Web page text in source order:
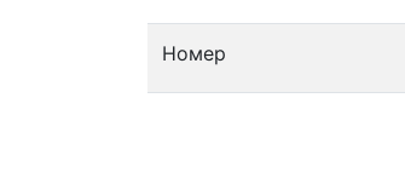
Номер